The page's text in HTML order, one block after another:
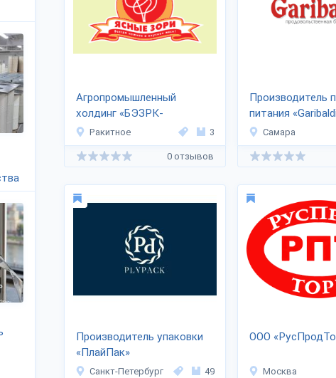
Агропромышленный
холдинг «БЭЗРК-
Белгранкорм»
Ракитное 3
0 отзывов
Производитель
питания
Самара
Производитель упаковки
«ПлайПак»
Санкт-Петербург 49
ООО
Москва